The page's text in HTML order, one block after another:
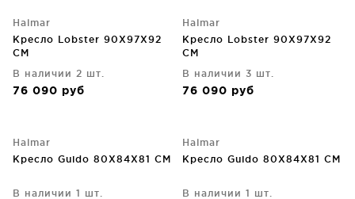
Halmar
Кресло Lobster 90X97X92
CM
В наличии 2 шт.
76 090 руб
Halmar
Кресло Lobster 90X97X92
CM
В наличии 3 шт.
76 090 руб
Halmar
Кресло Guido 80X84X81 CM
В наличии 1 шт.
Halmar
Кресло Guido 80X84X81 CM
В наличии 1 шт.